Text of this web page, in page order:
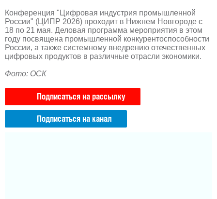
Конференция "Цифровая индустрия промышленной
России" (ЦИПР 2026) проходит в Нижнем Новгороде с
18 по 21 мая. Деловая программа мероприятия в этом
году посвящена промышленной конкурентоспособности
России, а также системному внедрению отечественных
цифровых продуктов в различные отрасли экономики.
Фото: ОСК
Подписаться на рассылку
Подписаться на канал